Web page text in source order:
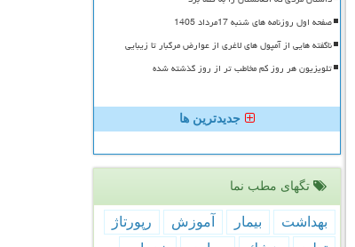
صفحه اول روزنامه های شنبه 17مرداد 1405
ناگفته هایی از آمپول های لاغری از عوارض مرگبار تا زیبایی
تلویزیون هر روز کم مخاطب تر از روز گذشته شده
جدیدترین ها
تگهای مطب نما
بهداشت بیمار آموزش
رپورتاژ